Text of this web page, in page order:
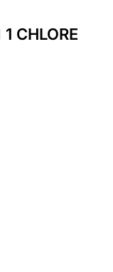
CHLORE